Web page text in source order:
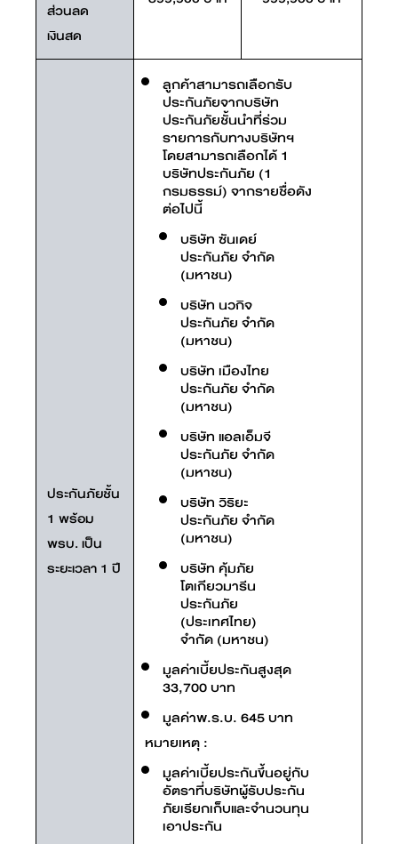
ส่วนลด
เงินสด
ประกันภัยชั้น
1 พร้อม
พรบ. เป็น
ระยะเวลา 1 ปี
ลูกค้าสามารถเลือกรับ
ประกันภัยจากบริษัท
ประกันภัยชั้นนำที่ร่วม
รายการกับทางบริษัทฯ
โดยสามารถเลือกได้ 1
บริษัทประกันภัย (1
กรมธรรม์) จากรายชื่อดัง
ต่อไปนี้
บริษัท ซันเดย์
ประกันภัย จำกัด
(มหาชน)
บริษัท นวกิจ
ประกันภัย จำกัด
(มหาชน)
บริษัท เมืองไทย
ประกันภัย จำกัด
(มหาชน)
บริษัท แอลเอ็มจี
ประกันภัย จำกัด
(มหาชน)
บริษัท วิริยะ
ประกันภัย จำกัด
(มหาชน)
บริษัท คุ้มภัย
โตเกียวมารีน
ประกันภัย
(ประเทศไทย)
จำกัด (มหาชน)
มูลค่าเบี้ยประกันสูงสุด
33,700 บาท
มูลค่าพ.ร.บ. 645 บาท
หมายเหตุ :
มูลค่าเบี้ยประกันขึ้นอยู่กับ
อัตราที่บริษัทผู้รับประกัน
ภัยเรียกเก็บและจำนวนทุน
เอาประกัน